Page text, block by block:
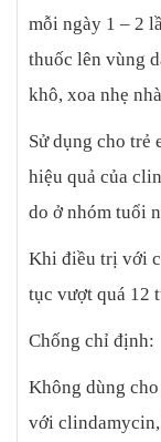
mỗi ngày 1 – 2
thuốc lên vùng
khô, xoa nhẹ
Sử dụng cho trẻ
hiệu quả của
do ở nhóm tuổi
Khi điều trị với
tục vượt quá 12
Chống chỉ định:
Không dùng
với